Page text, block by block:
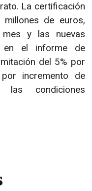
La certificación
de euros,
y las nuevas
en el informe de
del 5% por
incremento de
las condiciones